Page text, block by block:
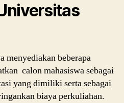
menyediakan beberapa
calon mahasiswa sebagai
yang dimiliki serta sebagai
biaya perkuliahan.